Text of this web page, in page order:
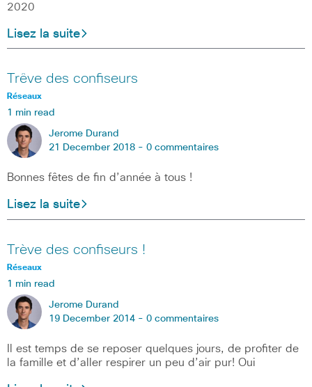
2020
Lisez la suite
Trêve des confiseurs
Réseaux
1 min read
Jerome Durand
21 December 2018 - 0 commentaires
Bonnes fêtes de fin d’année à tous !
Lisez la suite
Trève des confiseurs !
Réseaux
1 min read
Jerome Durand
19 December 2014 - 0 commentaires
Il est temps de se reposer quelques jours, de profiter de
la famille et d’aller respirer un peu d’air pur! Oui